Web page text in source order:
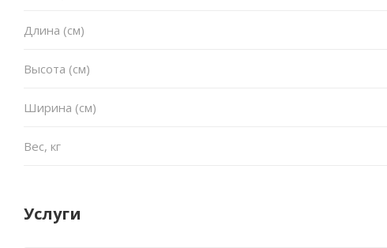
Длина (см)
Высота (см)
Ширина (см)
Вес, кг
Услуги